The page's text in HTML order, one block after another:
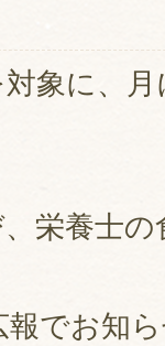
象に、
栄養士
でお知